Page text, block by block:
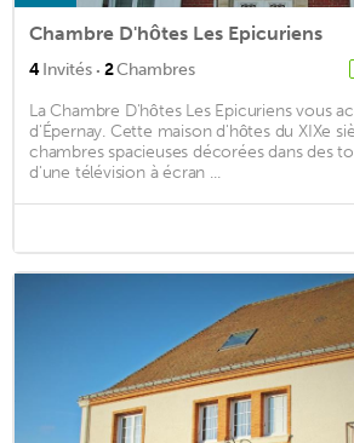
Chambre D'hôtes Les Epicuriens
4Invités · 2Chambres
La Chambre D'hôtes Les Epicuriens vous
d'Épernay. Cette maison d'hôtes du XIXe
chambres spacieuses décorées dans des
d'une télévision à écran ...